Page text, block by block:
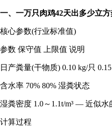
一、一万只肉鸡42天出多少立方
核心参数(行业标准值)
参数 保守值 上限值 说明
日产粪量(干物质) 0.10 kg/只
含水率 70% 80% 湿粪状态
湿粪密度 1.0～1.1t/m³ — 近似水
计算过程